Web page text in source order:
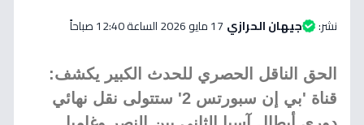
نشر: جيهان الحرازي 17 مايو 2026 الساعة 12:40 صباحاً
الحق الناقل الحصري للحدث الكبير يكشف:
قناة 'بي إن سبورتس 2' ستتولى نقل نهائي